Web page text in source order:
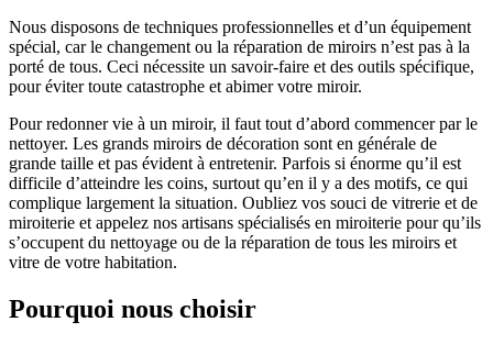
Nous disposons de techniques professionnelles et d’un équipement
spécial, car le changement ou la réparation de miroirs n’est pas à la
porté de tous. Ceci nécessite un savoir-faire et des outils spécifique,
pour éviter toute catastrophe et abimer votre miroir.
Pour redonner vie à un miroir, il faut tout d’abord commencer par le
nettoyer. Les grands miroirs de décoration sont en générale de
grande taille et pas évident à entretenir. Parfois si énorme qu’il est
difficile d’atteindre les coins, surtout qu’en il y a des motifs, ce qui
complique largement la situation. Oubliez vos souci de vitrerie et de
miroiterie et appelez nos artisans spécialisés en miroiterie pour qu’ils
s’occupent du nettoyage ou de la réparation de tous les miroirs et
vitre de votre habitation.
Pourquoi nous choisir